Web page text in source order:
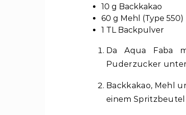
10 g Backkakao
60 g Mehl (Type 550)
1 TL Backpulver
Da Aqua Faba
Puderzucker
Backkakao, Mehl
einem